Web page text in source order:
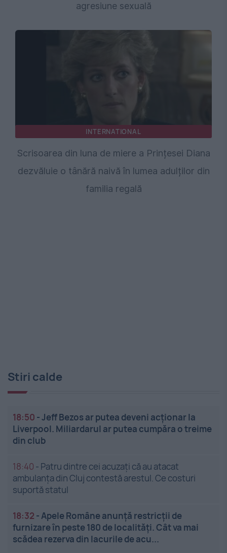
agresiune sexuală
INTERNATIONAL
Scrisoarea din luna de miere a Prințesei Diana
dezvăluie o tânără naivă în lumea adulților din
familia regală
Stiri calde
18:50 -Jeff Bezos ar putea deveni acționar la
Liverpool. Miliardarul ar putea cumpăra o treime
din club
18:40 - Patru dintre cei acuzați că au atacat
ambulanța din Cluj contestă arestul. Ce costuri
suportă statul
18:32 -Apele Române anunță restricții de
furnizare în peste 180 de localități. Cât va mai
scădea rezerva din lacurile de acu...